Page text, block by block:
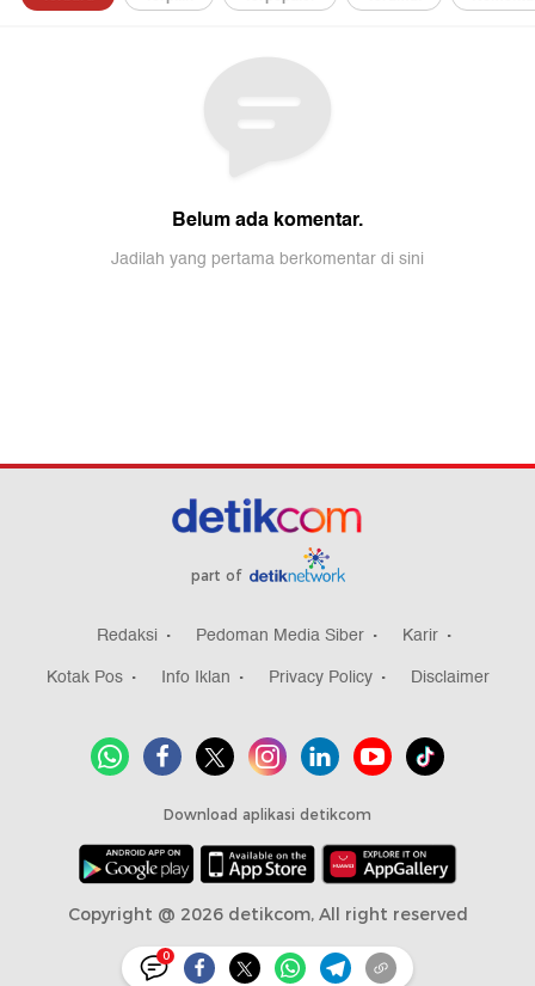
0
part of
Redaksi Pedoman Media Siber
Karir
Kotak Pos
Info Iklan Privacy Policy Disclaimer
Download aplikasi detikcom
Copyright @ 2026 detikcom, All right reserved